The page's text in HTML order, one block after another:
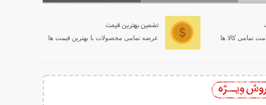
تمامی کالا ها
تضمین بهترین قیمت
عرضه تمامی محصولات با بهترین قیمت ها